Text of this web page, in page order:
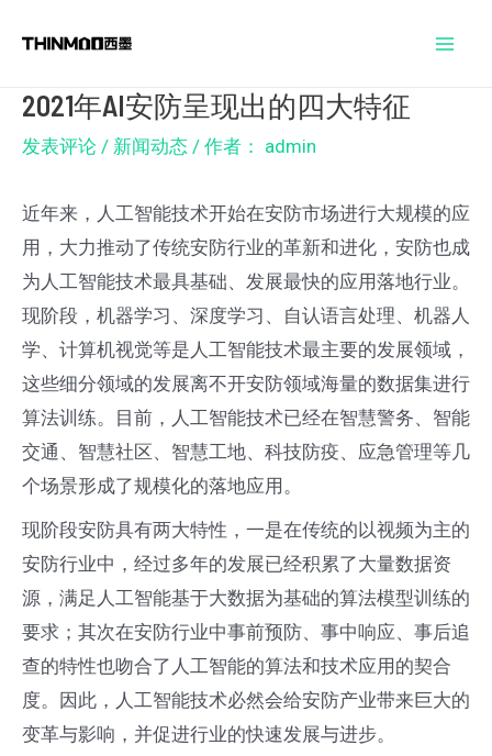
2021年AI安防呈现出的四大特征
发表评论 / 新闻动态 / 作者： admin
近年来，人工智能技术开始在安防市场进行大规模的应
用，大力推动了传统安防行业的革新和进化，安防也成
为人工智能技术最具基础、发展最快的应用落地行业。
现阶段，机器学习、深度学习、自认语言处理、机器人
学、计算机视觉等是人工智能技术最主要的发展领域，
这些细分领域的发展离不开安防领域海量的数据集进行
算法训练。目前，人工智能技术已经在智慧警务、智能
交通、智慧社区、智慧工地、科技防疫、应急管理等几
个场景形成了规模化的落地应用。
现阶段安防具有两大特性，一是在传统的以视频为主的
安防行业中，经过多年的发展已经积累了大量数据资
源，满足人工智能基于大数据为基础的算法模型训练的
要求；其次在安防行业中事前预防、事中响应、事后追
查的特性也吻合了人工智能的算法和技术应用的契合
度。因此，人工智能技术必然会给安防产业带来巨大的
变革与影响，并促进行业的快速发展与进步。
navigation